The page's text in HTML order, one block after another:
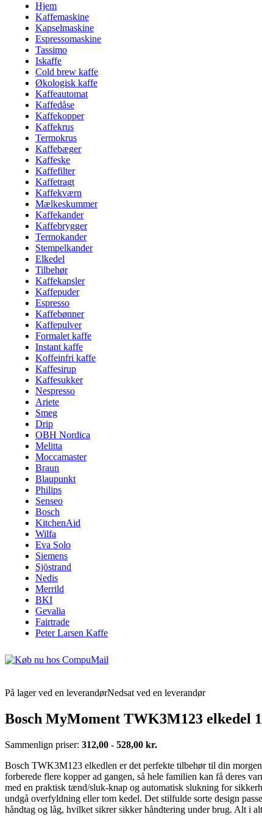
Hjem
Kaffemaskine
Kapselmaskine
Espressomaskine
Tassimo
Iskaffe
Cold brew kaffe
Økologisk kaffe
Kaffeautomat
Kaffedåse
Kaffekopper
Kaffekrus
Termokrus
Kaffebæger
Kaffeske
Kaffefilter
Kaffetragt
Kaffekværn
Mælkeskummer
Kaffekander
Kaffebrygger
Termokander
Stempelkander
Elkedel
Tilbehør
Kaffekapsler
Kaffepuder
Espresso
Kaffebønner
Kaffepulver
Formalet kaffe
Instant kaffe
Koffeinfri kaffe
Kaffesirup
Kaffesukker
Nespresso
Ariete
Smeg
Drip
OBH Nordica
Melitta
Moccamaster
Braun
Blaupunkt
Philips
Senseo
Bosch
KitchenAid
Wilfa
Eva Solo
Siemens
Sjöstrand
Nedis
Merrild
BKI
Gevalia
Fairtrade
Peter Larsen Kaffe
På lager ved en leverandørNedsat ved en leverandør
Bosch MyMoment TWK3M123 elkedel
Sammenlign priser: 312,00 - 528,00 kr.
Bosch TWK3M123 elkedlen er det perfekte tilbehør til din
forberede flere kopper ad gangen, så hele familien kan få deres
med en praktisk tænd/sluk-knap og automatisk slukning for
undgå overfyldning eller tom kedel. Det stilfulde sorte design
håndtag og låg, hvilket sikrer sikker håndtering under brug. Alt i